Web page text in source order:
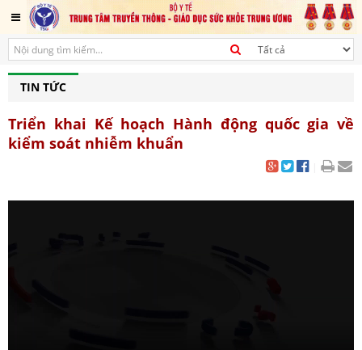
TIN TỨC
Triển khai Kế hoạch Hành động quốc gia về
kiểm soát nhiễm khuẩn